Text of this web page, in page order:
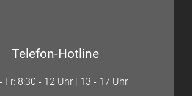
Telefon-Hotline
Fr: 8:30 - 12 Uhr | 13 - 17 Uhr